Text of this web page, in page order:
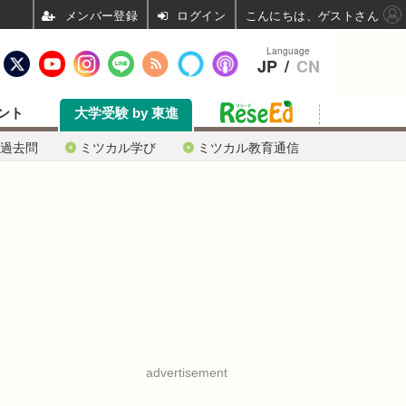
去問 ミツカル学び ミツカル教育通信
ト 大学受験 by 東進
advertisement
Language
JP / CN
ログイン こんにちは、ゲストさん